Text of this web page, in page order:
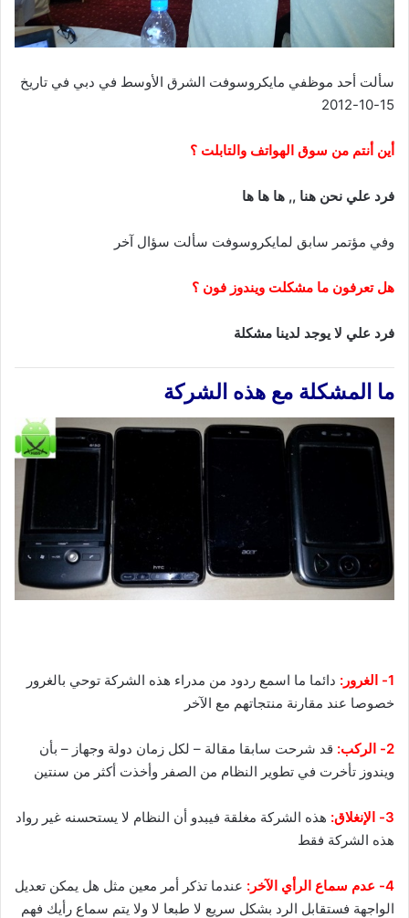
سألت أحد موظفي مايكروسوفت الشرق الأوسط في دبي في تاريخ
15-10-2012
أين أنتم من سوق الهواتف والتابلت ؟
فرد علي نحن هنا ,, ها ها ها
وفي مؤتمر سابق لمايكروسوفت سألت سؤال آخر
هل تعرفون ما مشكلت ويندوز فون ؟
فرد علي لا يوجد لدينا مشكلة
ما المشكلة مع هذه الشركة
1- الغرور:
دائما ما اسمع ردود من مدراء هذه الشركة توحي بالغرور
خصوصا عند مقارنة منتجاتهم مع الآخر
2- الركب:
قد شرحت سابقا مقالة – لكل زمان دولة وجهاز – بأن
ويندوز تأخرت في تطوير النظام من الصفر وأخذت أكثر من سنتين
3- الإنغلاق:
هذه الشركة مغلقة فيبدو أن النظام لا يستحسنه غير رواد
هذه الشركة فقط
4- عدم سماع الرأي الآخر:
عندما تذكر أمر معين مثل هل يمكن تعديل
الواجهة فستقابل الرد بشكل سريع لا طبعا لا ولا يتم سماع رأيك فهم